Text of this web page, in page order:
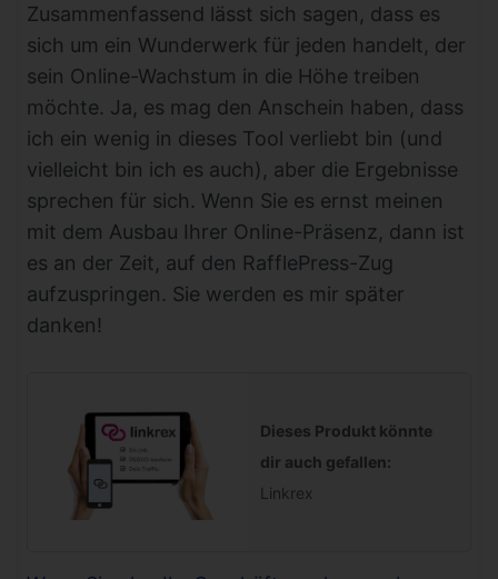
Zusammenfassend lässt sich sagen, dass es
sich um ein Wunderwerk für jeden handelt, der
sein Online-Wachstum in die Höhe treiben
möchte. Ja, es mag den Anschein haben, dass
ich ein wenig in dieses Tool verliebt bin (und
vielleicht bin ich es auch), aber die Ergebnisse
sprechen für sich. Wenn Sie es ernst meinen
mit dem Ausbau Ihrer Online-Präsenz, dann ist
es an der Zeit, auf den RafflePress-Zug
aufzuspringen. Sie werden es mir später
danken!
Dieses Produkt könnte
dir auch gefallen:
Linkrex